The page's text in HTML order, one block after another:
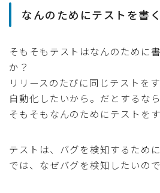
なんのためにテストを書
そもそもテストはなんのために
か？
リリースのたびに同じテストを
自動化したいから。だとするなら
そもそもなんのためにテストを
テストは、バグを検知するために
では、なぜバグを検知したいの